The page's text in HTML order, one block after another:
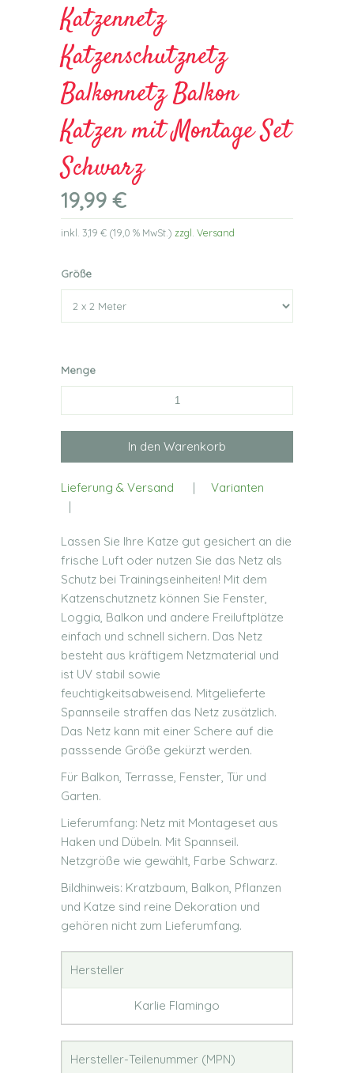
Katzennetz
Katzenschutznetz
Balkonnetz Balkon
Katzen mit Montage Set
Schwarz
19,99 €
inkl.3,19 € (19,0 % MwSt.) zzgl. Versand
Größe
Menge
Lieferung & Versand |
Varianten
|
Lassen Sie Ihre Katze gut gesichert an die
frische Luft oder nutzen Sie das Netz als
Schutz bei Trainingseinheiten! Mit dem
Katzenschutznetz können Sie Fenster,
Loggia, Balkon und andere Freiluftplätze
einfach und schnell sichern. Das Netz
besteht aus kräftigem Netzmaterial und
ist UV stabil sowie
feuchtigkeitsabweisend. Mitgelieferte
Spannseile straffen das Netz zusätzlich.
Das Netz kann mit einer Schere auf die
passsende Größe gekürzt werden.
Für Balkon, Terrasse, Fenster, Tür und
Garten.
Lieferumfang: Netz mit Montageset aus
Haken und Dübeln. Mit Spannseil.
Netzgröße wie gewählt, Farbe Schwarz.
Bildhinweis: Kratzbaum, Balkon, Pflanzen
und Katze sind reine Dekoration und
gehören nicht zum Lieferumfang.
Hersteller
Karlie Flamingo
Hersteller-Teilenummer (MPN)